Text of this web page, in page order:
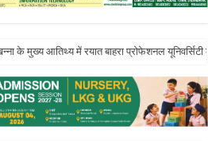
इनिशिएटिव’ के तहत आयोजित एंटरप्रेन्योरशिप सेमिनार